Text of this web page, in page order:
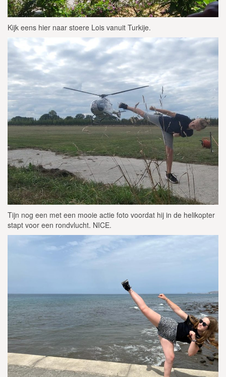
Kijk eens hier naar stoere Lois vanuit Turkije.
Tijn nog een met een mooie actie foto voordat hij in de helikopter
stapt voor een rondvlucht. NICE.